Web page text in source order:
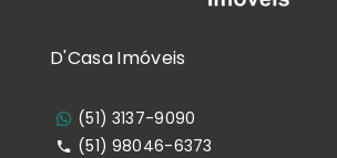
D'Casa Imóveis
(51) 3137-9090
(51) 98046-6373